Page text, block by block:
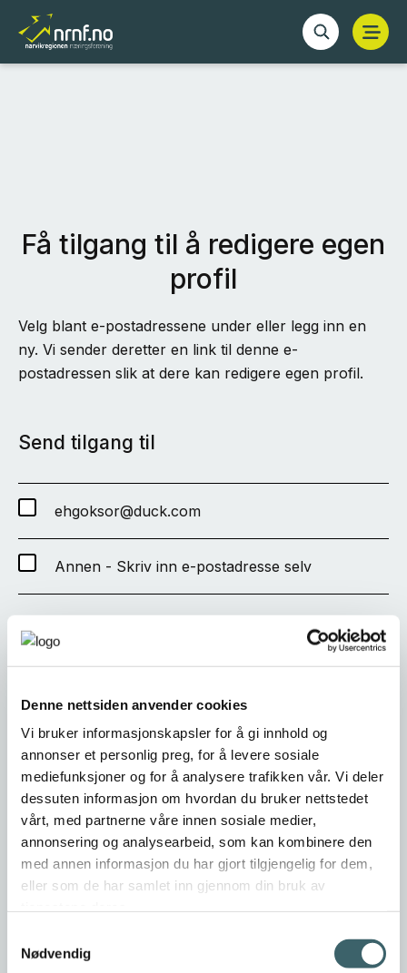
Denne nettsiden anvender cookies
Vi bruker informasjonskapsler for å gi innhold og
annonser et personlig preg, for å levere sosiale
mediefunksjoner og for å analysere trafikken vår. Vi deler
dessuten informasjon om hvordan du bruker nettstedet
vårt, med partnerne våre innen sosiale medier,
annonsering og analysearbeid, som kan kombinere den
med annen informasjon du har gjort tilgjengelig for dem,
eller som de har samlet inn gjennom din bruk av
Nødvendig
Få tilgang til å redigere egen
profil
Velg blant e-postadressene under eller legg inn en
ny. Vi sender deretter en link til denne e-
postadressen slik at dere kan redigere egen profil.
Send tilgang til
ehgoksor@duck.com
Annen - Skriv inn e-postadresse selv